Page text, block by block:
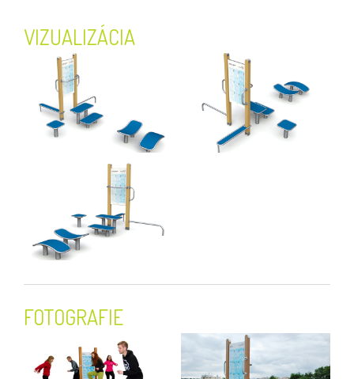
VIZUALIZÁCIA
FOTOGRAFIE